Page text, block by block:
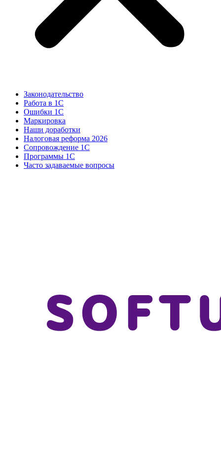
Законодательство
Работа в 1С
Ошибки 1С
Маркировка
Наши доработки
Налоговая реформа 2026
Сопровождение 1С
Программы 1С
Часто задаваемые вопросы